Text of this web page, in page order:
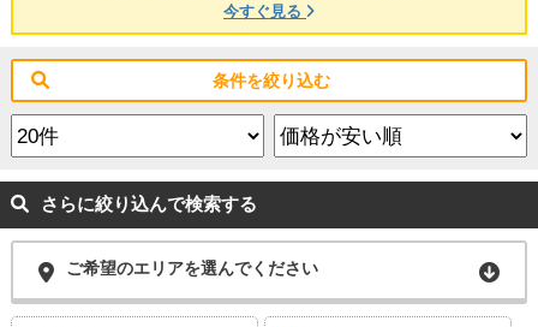
今すぐ見る
条件を絞り込む
さらに絞り込んで検索する
ご希望のエリアを選んでください